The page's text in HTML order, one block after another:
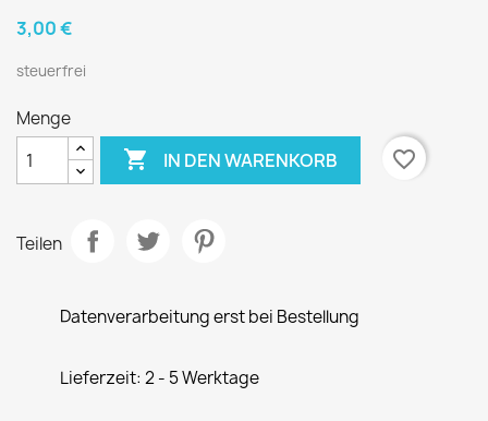
3,00 €
steuerfrei
Menge
 IN DEN WARENKORB favorite_border
Teilen
Datenverarbeitung erst bei Bestellung
Lieferzeit: 2 - 5 Werktage